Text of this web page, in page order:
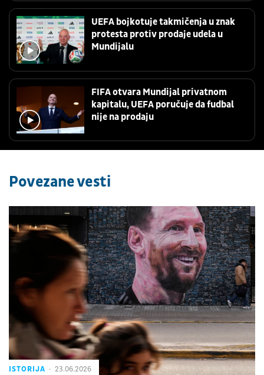
UEFA bojkotuje takmičenja u znak
protesta protiv prodaje udela u
Mundijalu
FIFA otvara Mundijal privatnom
kapitalu, UEFA poručuje da fudbal
nije na prodaju
Povezane vesti
ISTORIJA 23.06.2026